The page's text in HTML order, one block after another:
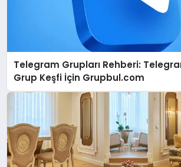
Telegram Grupları Rehberi:
Grup Keşfi İçin Grupbul.com